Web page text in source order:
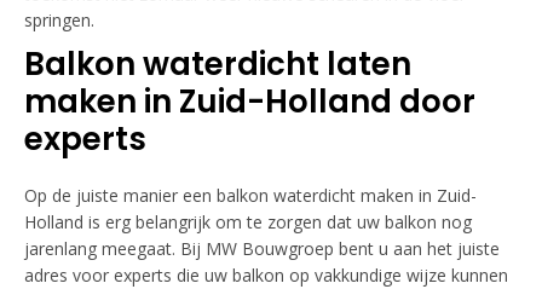
springen.
Balkon waterdicht laten
maken in Zuid-Holland door
experts
Op de juiste manier een balkon waterdicht maken in Zuid-
Holland is erg belangrijk om te zorgen dat uw balkon nog
jarenlang meegaat. Bij MW Bouwgroep bent u aan het juiste
adres voor experts die uw balkon op vakkundige wijze kunnen